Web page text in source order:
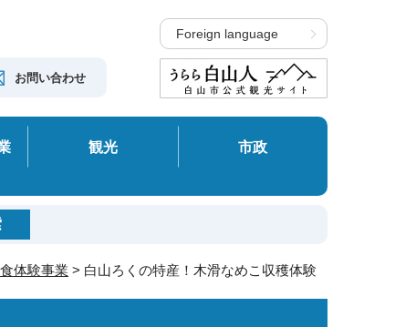
お問い合わせ
Foreign language
観光 市政
体験事業 > 白山ろくの特産！木滑なめこ収穫体験